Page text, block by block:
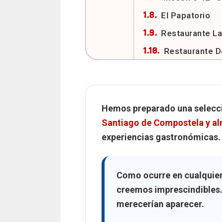
El Papatorio
Restaurante
Restaurante
Restaurante
Casa
La Tagliatella
Fogar do
Casa Marcelo
Una
A Tafona de
Hemos preparado una
Santiago de Compostela y
experiencias gastronómicas.
Como ocurre en
creemos
merecerían aparecer.